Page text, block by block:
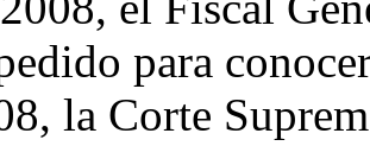
para
la Corte